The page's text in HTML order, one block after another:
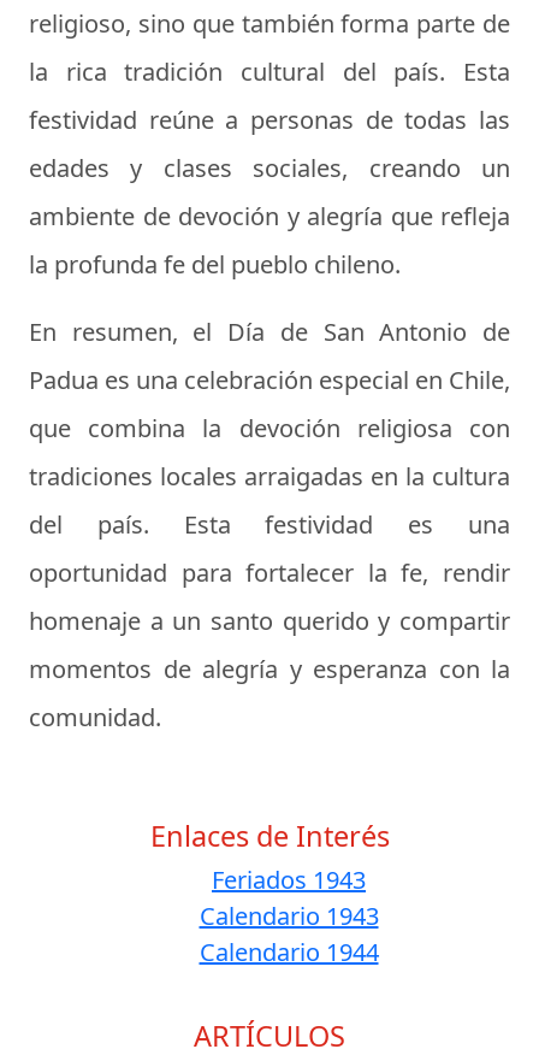
religioso, sino que también forma parte de
la rica tradición cultural del país. Esta
festividad reúne a personas de todas las
edades y clases sociales, creando un
ambiente de devoción y alegría que refleja
la profunda fe del pueblo chileno.
En resumen, el Día de San Antonio de
Padua es una celebración especial en Chile,
que combina la devoción religiosa con
tradiciones locales arraigadas en la cultura
del país. Esta festividad es una
oportunidad para fortalecer la fe, rendir
homenaje a un santo querido y compartir
momentos de alegría y esperanza con la
comunidad.
Enlaces de Interés
Feriados 1943
Calendario 1943
Calendario 1944
ARTÍCULOS